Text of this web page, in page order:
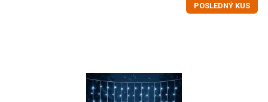
POSLEDNÝ KUS